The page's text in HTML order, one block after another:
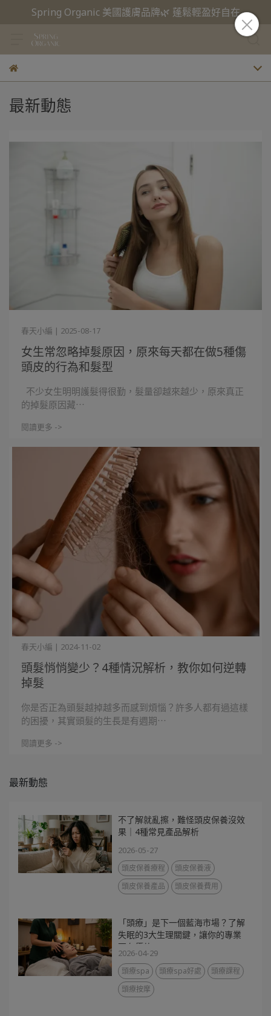
Spring Organic 美國護膚品牌🌿 蓬鬆輕盈好自在
最新動態
女生常忽略掉髮原因，原來每天都在做5種傷
頭皮的行為和髮型
春天小編 | 2025-08-17
不少女生明明護髮得很勤，髮量卻越來越少，原來真正
的掉髮原因藏⋯
閱讀更多 ->
頭髮悄悄變少？4種情況解析，教你如何逆轉
掉髮
春天小編 | 2024-11-02
你是否正為頭髮越掉越多而感到煩惱？許多人都有過這樣
的困擾，其實頭髮的生長是有週期⋯
閱讀更多 ->
最新動態
不了解就亂擦，難怪頭皮保養沒效
果｜4種常見產品解析
2026-05-27
頭皮保養療程
頭皮保養液
頭皮保養產品
頭皮保養費用
「頭療」是下一個藍海市場？了解
失眠的3大生理關鍵，讓你的專業
更有價值
2026-04-29
頭療spa 頭療spa好處
頭療課程
頭療按摩